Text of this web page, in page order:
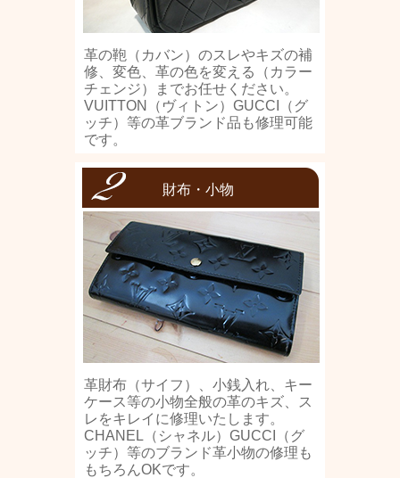
革の鞄（カバン）のスレやキズの補
修、変色、革の色を変える（カラー
チェンジ）までお任せください。
VUITTON（ヴィトン）GUCCI（グ
ッチ）等の革ブランド品も修理可能
です。
財布・小物
革財布（サイフ）、小銭入れ、キー
ケース等の小物全般の革のキズ、ス
レをキレイに修理いたします。
CHANEL（シャネル）GUCCI（グ
ッチ）等のブランド革小物の修理も
もちろんOKです。